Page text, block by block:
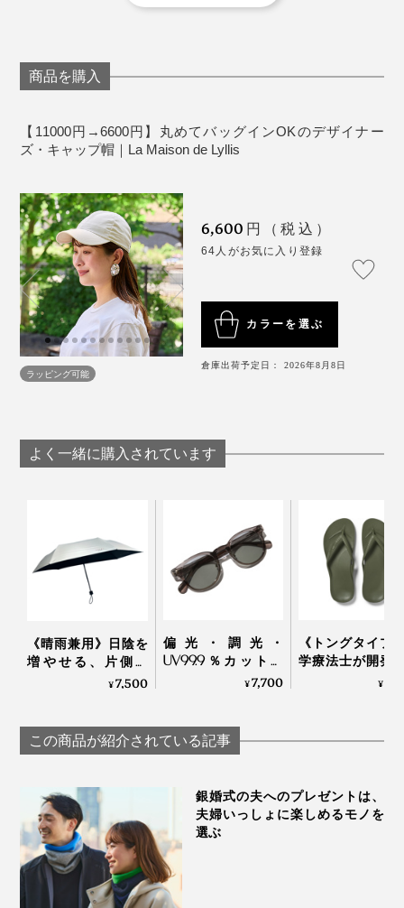
La Maison de Lyllis（メゾンドリリス）
誇り高き美しさという花言葉を持つ「AMALYLLIS」か
ではなく、ワンサイズ展開でありながら好きなスタイル
を選ぶことができる自由なデザインが特徴。個性を最大
子を制作している。
商品を購入
【11000円→6600円】丸めてバッグインOKのデザイナー
ズ・キャップ帽｜La Maison de Lyllis
ラッピング可能
6,600 円（税込）
64人がお気に入り登録
カラーを選ぶ
倉庫出荷予定日： 2026年8月8日
よく一緒に購入されています
《晴雨兼用》日陰を
増やせる、片側＋
19cmの変形傘｜
¥7,500
偏光・調光・
UV99.9％カットの
「おしゃれグラス」
¥7,700
《トングタイプ
学療法士が開発
界600万人の足
¥
この商品が紹介されている記事
銀婚式の夫へのプレゼントは、
夫婦いっしょに楽しめるモノを
選ぶ